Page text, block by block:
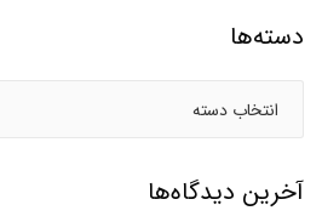
دسته‌ها
آخرین دیدگاه‌ها